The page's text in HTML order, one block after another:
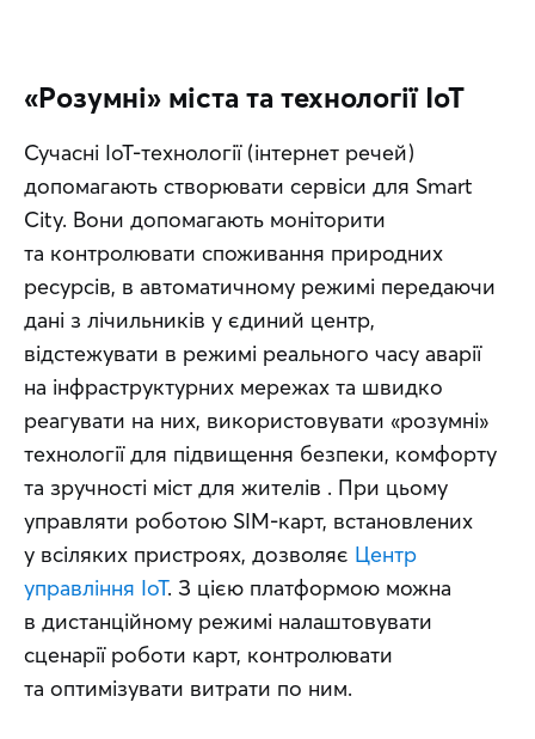
«Розумні» міста та технології IoT
Сучасні IoT-технології (інтернет речей)
допомагають створювати сервіси для Smart
City. Вони допомагають моніторити
та контролювати споживання природних
ресурсів, в автоматичному режимі передаючи
дані з лічильників у єдиний центр,
відстежувати в режимі реального часу аварії
на інфраструктурних мережах та швидко
реагувати на них, використовувати «розумні»
технології для підвищення безпеки, комфорту
та зручності міст для жителів . При цьому
управляти роботою SIM-карт, встановлених
у всіляких пристроях, дозволяє Центр
управління IoT. З цією платформою можна
в дистанційному режимі налаштовувати
сценарії роботи карт, контролювати
та оптимізувати витрати по ним.